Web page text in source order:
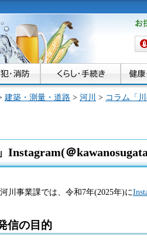
お
か
建築・測量・道路 > 河川 > コラム「川
Instagram(＠
川事業課では、令和7年(2025年)に
信の目的